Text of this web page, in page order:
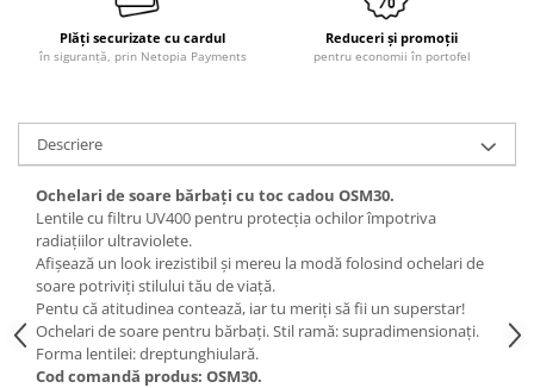
Plăți securizate cu cardul
în siguranță, prin Netopia Payments
Reduceri și promoții
pentru economii în portofel
Descriere
Ochelari de soare bărbați cu toc cadou OSM30.
Lentile cu filtru UV400 pentru protecția ochilor împotriva
radiațiilor ultraviolete.
Afișează un look irezistibil și mereu la modă folosind ochelari de
soare potriviți stilului tău de viață.
Pentu că atitudinea contează, iar tu meriți să fii un superstar!
Ochelari de soare pentru bărbați. Stil ramă: supradimensionați.
Forma lentilei: dreptunghiulară.
Cod comandă produs: OSM30.